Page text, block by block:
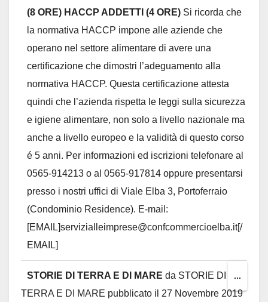
(8 ORE) HACCP ADDETTI (4 ORE) Si ricorda che
la normativa HACCP impone alle aziende che
operano nel settore alimentare di avere una
certificazione che dimostri l’adeguamento alla
normativa HACCP. Questa certificazione attesta
quindi che l’azienda rispetta le leggi sulla sicurezza
e igiene alimentare, non solo a livello nazionale ma
anche a livello europeo e la validità di questo corso
é 5 anni. Per informazioni ed iscrizioni telefonare al
0565-914213 o al 0565-917814 oppure presentarsi
presso i nostri uffici di Viale Elba 3, Portoferraio
(Condominio Residence). E-mail:
[EMAIL]servizialleimprese@confcommercioelba.it[/
EMAIL]
STORIE DI TERRA E DI MARE da STORIE DI
TERRA E DI MARE pubblicato il 27 Novembre 2019
...
this